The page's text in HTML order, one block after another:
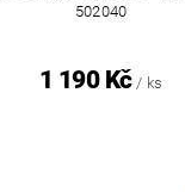
502040
1 190 Kč / ks